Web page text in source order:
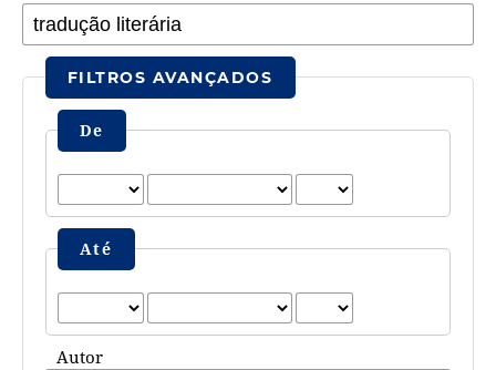
FILTROS AVANÇADOS
De
Até
Autor